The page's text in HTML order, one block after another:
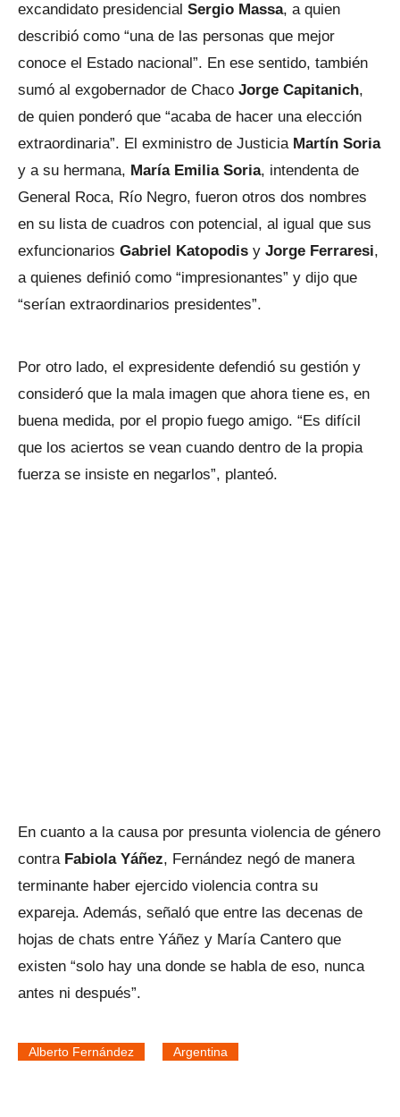
excandidato presidencial Sergio Massa, a quien
describió como “una de las personas que mejor
conoce el Estado nacional”. En ese sentido, también
sumó al exgobernador de Chaco Jorge Capitanich,
de quien ponderó que “acaba de hacer una elección
extraordinaria”. El exministro de Justicia Martín Soria
y a su hermana, María Emilia Soria, intendenta de
General Roca, Río Negro, fueron otros dos nombres
en su lista de cuadros con potencial, al igual que sus
exfuncionarios Gabriel Katopodis y Jorge Ferraresi,
a quienes definió como “impresionantes” y dijo que
“serían extraordinarios presidentes”.
Por otro lado, el expresidente defendió su gestión y
consideró que la mala imagen que ahora tiene es, en
buena medida, por el propio fuego amigo. “Es difícil
que los aciertos se vean cuando dentro de la propia
fuerza se insiste en negarlos”, planteó.
En cuanto a la causa por presunta violencia de género
contra Fabiola Yáñez, Fernández negó de manera
terminante haber ejercido violencia contra su
expareja. Además, señaló que entre las decenas de
hojas de chats entre Yáñez y María Cantero que
existen “solo hay una donde se habla de eso, nunca
antes ni después”.
Alberto Fernández Argentina